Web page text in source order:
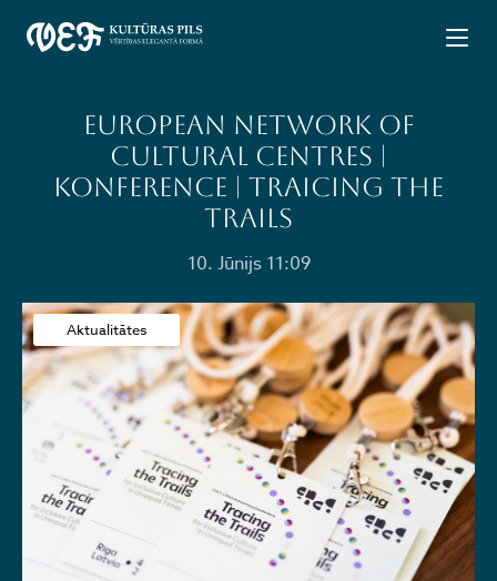
European Network of
Cultural Centres |
KONFERENCE | TRAICING THE
TRAILS
10. Jūnijs 11:09
Aktualitātes